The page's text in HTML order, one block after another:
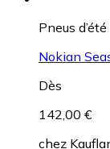
Pneus d’été
Nokian
Dès
142,00 €
chez